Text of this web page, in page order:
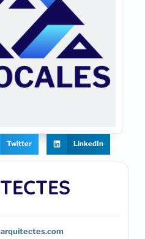
Twitter LinkedIn